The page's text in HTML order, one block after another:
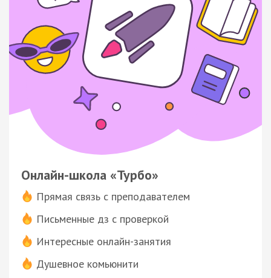
Онлайн-школа «Турбо»
Прямая связь с преподавателем
Письменные дз с проверкой
Интересные онлайн-занятия
Душевное комьюнити